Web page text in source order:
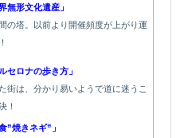
無形文化遺産」
の塔。以前より開催頻度が上がり運
セロナの歩き方」
街は、分かり易いようで道に迷うこ
！
”焼きネギ”」